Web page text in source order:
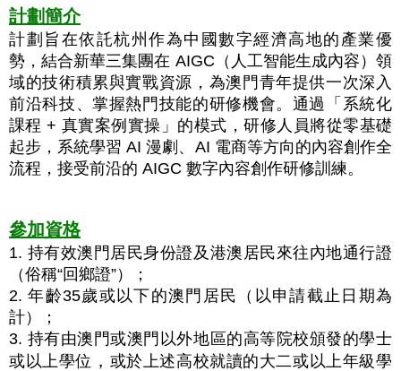
計劃簡介
計劃旨在依託杭州作為中國數字經濟高地的產業優
勢，結合新華三集團在 AIGC（人工智能生成內容）領
域的技術積累與實戰資源，為澳門青年提供一次深入
前沿科技、掌握熱門技能的研修機會。通過「系統化
課程 + 真實案例實操」的模式，研修人員將從零基礎
起步，系統學習 AI 漫劇、AI 電商等方向的內容創作全
流程，接受前沿的 AIGC 數字內容創作研修訓練。
參加資格
1. 持有效澳門居民身份證及港澳居民來往內地通行證
（俗稱“回鄉證”）；
2. 年齡35歲或以下的澳門居民（以申請截止日期為
計）；
3. 持有由澳門或澳門以外地區的高等院校頒發的學士
或以上學位 ， 或於上述高校就讀的大二或以上年級學